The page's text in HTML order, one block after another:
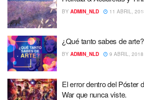
BY ADMIN_NLD 11 ABRIL,
¿Qué tanto sabes de arte?
BY ADMIN_NLD 9 ABRIL, 2018
El error dentro del Póster
War que nunca viste.